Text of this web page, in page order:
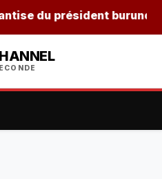
président burundais